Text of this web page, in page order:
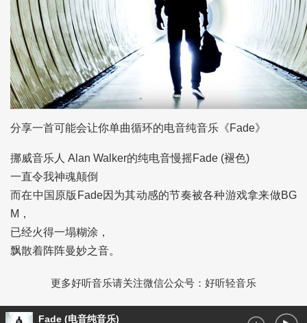
分享一首可能会让你单曲循环的电音纯音乐《Fade》
挪威音乐人 Alan Walker的纯电音慢摇Fade (褪色)
一直令我神魂颠倒
而在中国原版Fade因为其动感的节奏被各种游戏拿来做BG
M，
已经火得一塌糊涂，
飘散着阵阵曼妙之音。
更多好听音乐请关注微信公众号：好听轻音乐
Fade (电音纯音乐)